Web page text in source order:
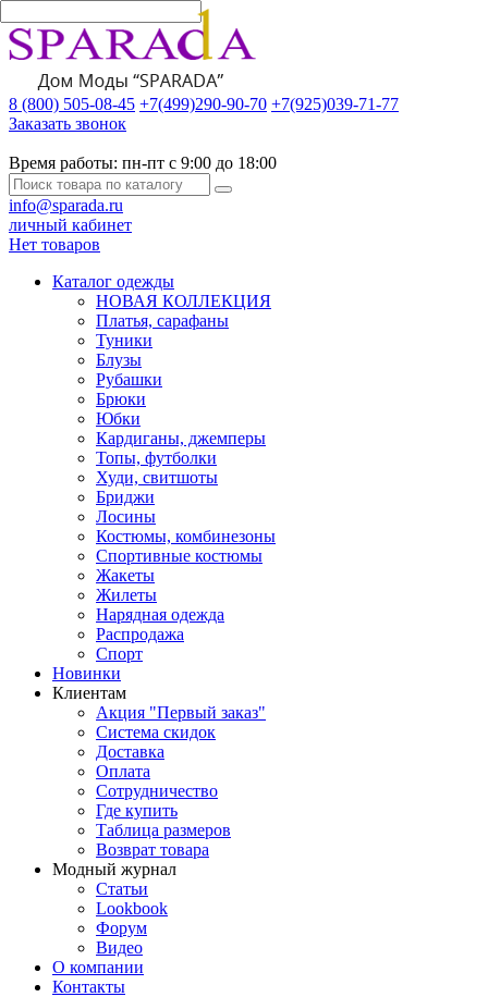
8 (800) 505-08-45 +7(499)290-90-70 +7(925)039-71-77
Заказать звонок
Время работы: пн-пт с 9:00 до 18:00
info@sparada.ru
личный кабинет
Нет товаров
Каталог одежды
НОВАЯ КОЛЛЕКЦИЯ
Платья, сарафаны
Туники
Блузы
Рубашки
Брюки
Юбки
Кардиганы, джемперы
Топы, футболки
Худи, свитшоты
Бриджи
Лосины
Костюмы, комбинезоны
Спортивные костюмы
Жакеты
Жилеты
Нарядная одежда
Распродажа
Спорт
Новинки
Клиентам
Акция "Первый заказ"
Система скидок
Доставка
Оплата
Сотрудничество
Где купить
Таблица размеров
Возврат товара
Модный журнал
Статьи
Lookbook
Форум
Видео
О компании
Контакты